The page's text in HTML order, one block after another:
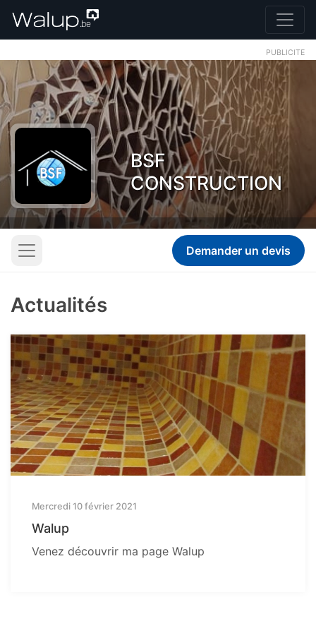
PUBLICITE
BSF
CONSTRUCTION
Demander un devis
Actualités
Mercredi 10 février 2021
Walup
Venez découvrir ma page Walup